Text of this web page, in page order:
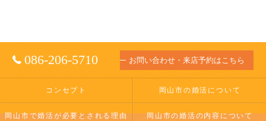
086-206-5710 お問い合わせ・来店予約はこちら
コンセプト 岡山市の婚活について
岡山市で婚活が必要とされる理由 岡山市の婚活の内容について